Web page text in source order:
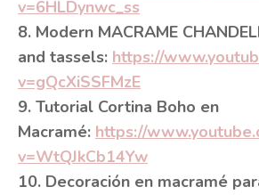
v=6HLDynwc_ss
8. Modern MACRAME
and tassels: https://
v=gQcXiSSFMzE
9. Tutorial Cortina Boho en
Macramé: https://
v=WtQJkCb14Yw
10. Decoración en macramé